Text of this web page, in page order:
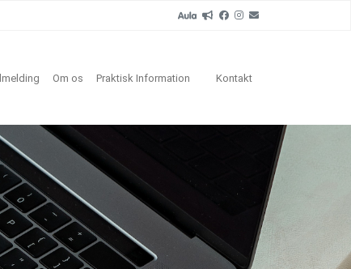
Om os Praktisk Information Kontakt